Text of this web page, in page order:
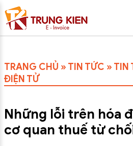
TRANG CHỦ » TIN TỨC » TIN
ĐIỆN TỬ
Những lỗi trên hóa
cơ quan thuế từ